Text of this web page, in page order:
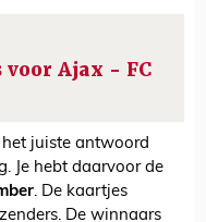
Ajax - FC
juiste antwoord
Je hebt daarvoor de
. De kaartjes
De winnaars